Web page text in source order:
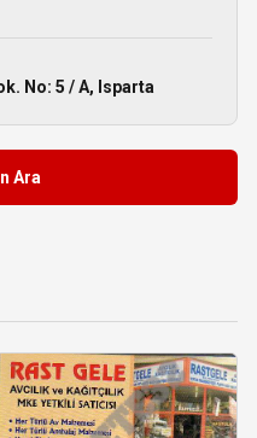
No: 5 / A, Isparta
Ara